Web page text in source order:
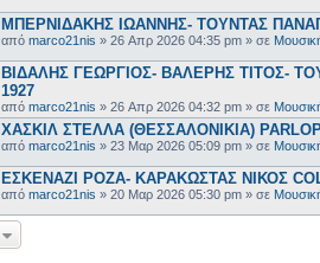
ΜΠΕΡΝΙΔΑΚΗΣ ΙΩΑΝΝΗΣ- ΤΟΥΝΤΑΣ
από marco21nis » 26 Απρ 2026 04:35 pm » σε
ΒΙΔΑΛΗΣ ΓΕΩΡΓΙΟΣ- ΒΑΛΕΡΗΣ ΤΙΤΟΣ-
1927
από marco21nis » 26 Απρ 2026 04:32 pm » σε
ΧΑΣΚΙΛ ΣΤΕΛΛΑ (ΘΕΣΣΑΛΟΝΙΚΙΑ)
από marco21nis » 23 Μαρ 2026 05:09 pm » σε
ΕΣΚΕΝΑΖΙ ΡΟΖΑ- ΚΑΡΑΚΩΣΤΑΣ ΝΙΚΟΣ
από marco21nis » 20 Μαρ 2026 05:30 pm » σε